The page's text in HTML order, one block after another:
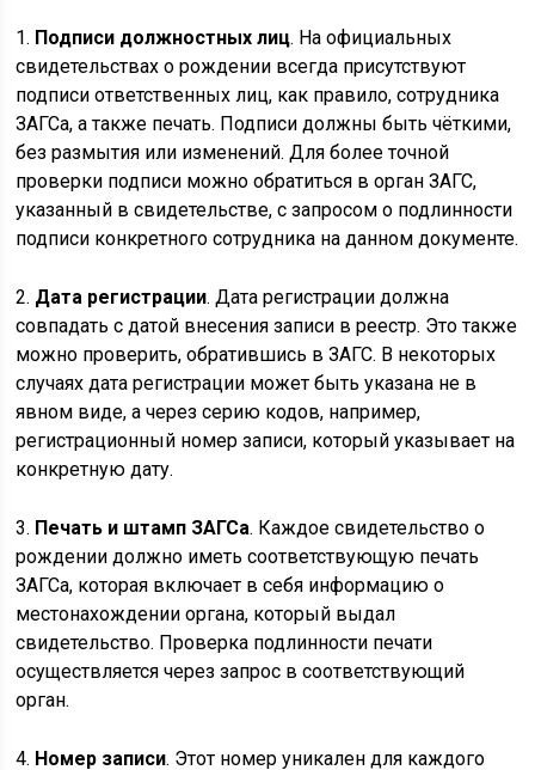
1. Подписи должностных лиц. На официальных
свидетельствах о рождении всегда присутствуют
подписи ответственных лиц, как правило, сотрудника
ЗАГСа, а также печать. Подписи должны быть чёткими,
без размытия или изменений. Для более точной
проверки подписи можно обратиться в орган ЗАГС,
указанный в свидетельстве, с запросом о подлинности
подписи конкретного сотрудника на данном документе.
2. Дата регистрации. Дата регистрации должна
совпадать с датой внесения записи в реестр. Это также
можно проверить, обратившись в ЗАГС. В некоторых
случаях дата регистрации может быть указана не в
явном виде, а через серию кодов, например,
регистрационный номер записи, который указывает на
конкретную дату.
3. Печать и штамп ЗАГСа. Каждое свидетельство о
рождении должно иметь соответствующую печать
ЗАГСа, которая включает в себя информацию о
местонахождении органа, который выдал
свидетельство. Проверка подлинности печати
осуществляется через запрос в соответствующий
орган.
4. Номер записи. Этот номер уникален для каждого